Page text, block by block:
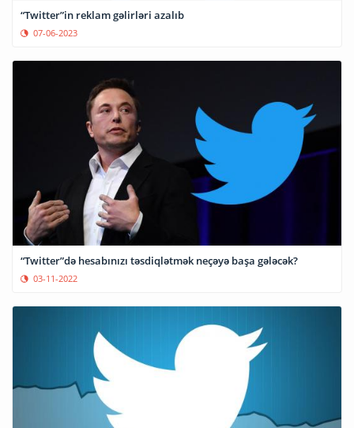
“Twitter”in reklam gəlirləri azalıb
07-06-2023
“Twitter”də hesabınızı təsdiqlətmək neçəyə başa gələcək?
03-11-2022